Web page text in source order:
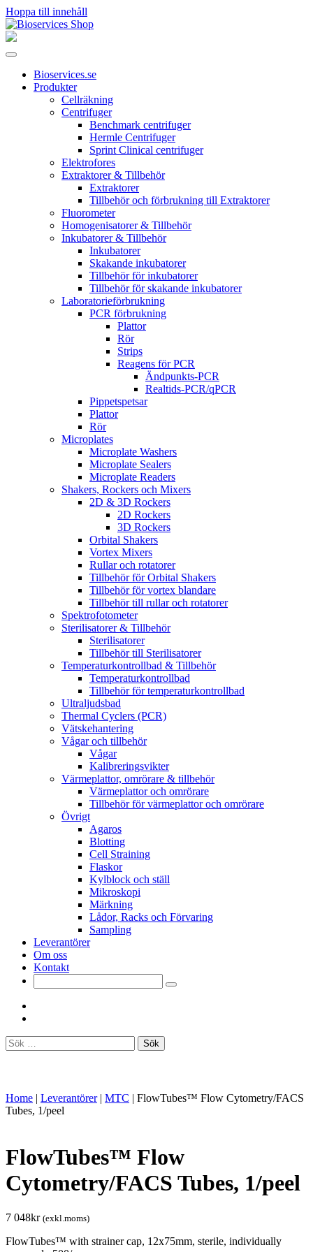
Hoppa till innehåll
Huvudnavigering
Bioservices.se
Produkter
Cellräkning
Centrifuger
Benchmark centrifuger
Hermle Centrifuger
Sprint Clinical centrifuger
Elektrofores
Extraktorer & Tillbehör
Extraktorer
Tillbehör och förbrukning till Extraktorer
Fluorometer
Homogenisatorer & Tillbehör
Inkubatorer & Tillbehör
Inkubatorer
Skakande inkubatorer
Tillbehör för inkubatorer
Tillbehör för skakande inkubatorer
Laboratorieförbrukning
PCR förbrukning
Plattor
Rör
Strips
Reagens för PCR
Ändpunkts-PCR
Realtids-PCR/qPCR
Pippetspetsar
Plattor
Rör
Microplates
Microplate Washers
Microplate Sealers
Microplate Readers
Shakers, Rockers och Mixers
2D & 3D Rockers
2D Rockers
3D Rockers
Orbital Shakers
Vortex Mixers
Rullar och rotatorer
Tillbehör för Orbital Shakers
Tillbehör för vortex blandare
Tillbehör till rullar och rotatorer
Spektrofotometer
Sterilisatorer & Tillbehör
Sterilisatorer
Tillbehör till Sterilisatorer
Temperaturkontrollbad & Tillbehör
Temperaturkontrollbad
Tillbehör för temperaturkontrollbad
Ultraljudsbad
Thermal Cyclers (PCR)
Vätskehantering
Vågar och tillbehör
Vågar
Kalibreringsvikter
Värmeplattor, omrörare & tillbehör
Värmeplattor och omrörare
Tillbehör för värmeplattor och omrörare
Övrigt
Agaros
Blotting
Cell Straining
Flaskor
Kylblock och ställ
Mikroskopi
Märkning
Lådor, Racks och Förvaring
Sampling
Leverantörer
Om oss
Kontakt
Sök
efter:
Home | Leverantörer | MTC | FlowTubes™ Flow Cytometry/FACS
Tubes, 1/peel
FlowTubes™ Flow
Cytometry/FACS Tubes, 1/peel
7 048kr (exkl.moms)
FlowTubes™ with strainer cap, 12x75mm, sterile, individually